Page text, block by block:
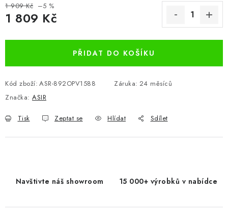
1 909 Kč –5 %
1 809 Kč
PŘIDAT DO KOŠÍKU
Kód zboží: ASR-892OPV1588 Záruka: 24 měsíců
Značka: ASIR
Tisk Zeptat se Hlídat Sdílet
Navštivte náš showroom 15 000+ výrobků v nabídce